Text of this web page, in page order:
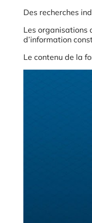
Des recherches
Les organisations
d’information
Le contenu de la